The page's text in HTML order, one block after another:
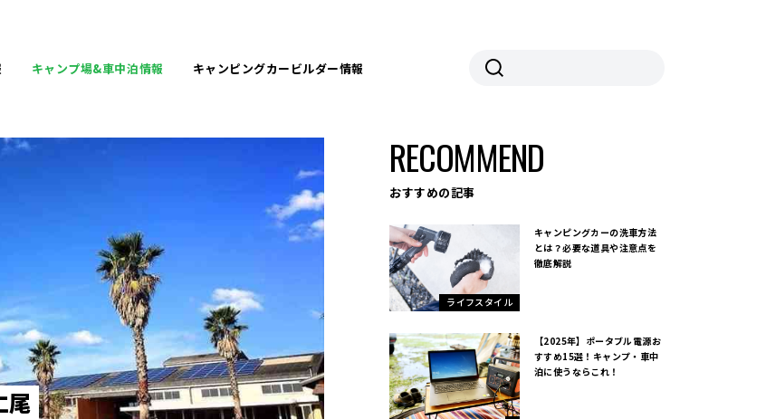
キャンプ場&車中泊情報 キャンピングカービルダー情報
尾
RECOMMEND
おすすめの記事
ライフスタイル
キャンピングカーの洗車方法
とは？必要な道具や注意点を
徹底解説
【2025年】ポータブル電源お
すすめ15選！キャンプ・車中
泊に使うならこれ！